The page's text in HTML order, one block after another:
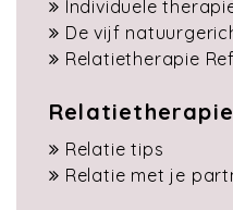
Individuele
De vijf
Relatietherapie
Relatietherapie
Relatie tips
Relatie met je